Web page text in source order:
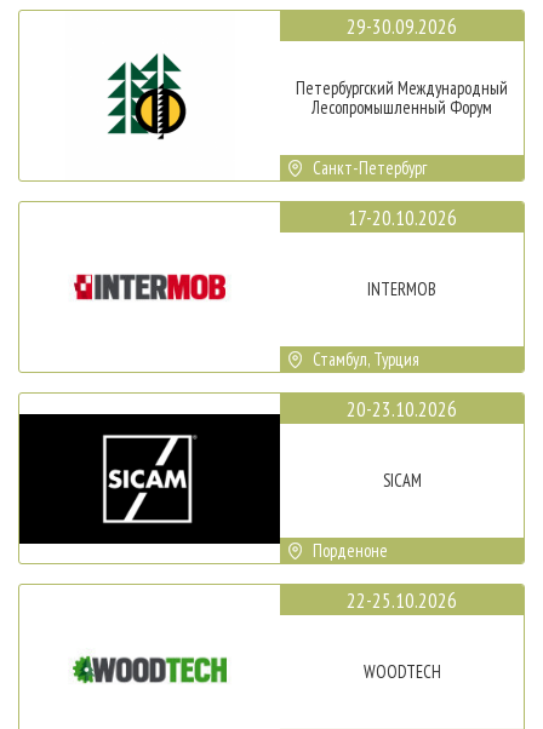
29-30.09.2026
Петербургский Международный
Лесопромышленный Форум
Санкт-Петербург
17-20.10.2026
INTERMOB
Стамбул, Турция
20-23.10.2026
SICAM
Порденоне
22-25.10.2026
WOODTECH